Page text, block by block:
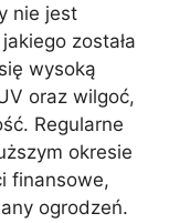
nie jest
została
wysoką
oraz wilgoć,
Regularne
okresie
finansowe,
ogrodzeń.